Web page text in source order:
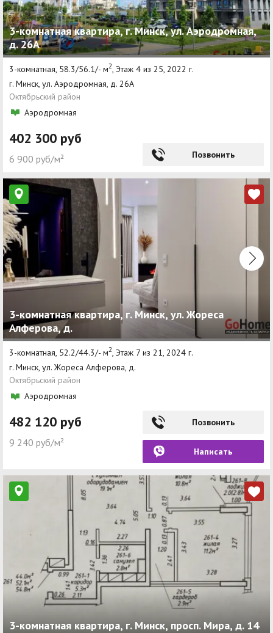
3-комнатная квартира, г. Минск, ул. Аэродромная,
д. 26А
3-комнатная, 58.3/56.1/- м2, Этаж 4 из 25, 2022 г.
г. Минск, ул. Аэродромная, д. 26А
Октябрьский район
Аэродромная
402 300 руб
6 900 руб/м² Позвонить
3-комнатная квартира, г. Минск, ул. Жореса
Алферова, д.
3-комнатная, 52.2/44.3/- м2, Этаж 7 из 21, 2024 г.
г. Минск, ул. Жореса Алферова, д.
Октябрьский район
Аэродромная
482 120 руб
9 240 руб/м²
Позвонить
Написать
3-комнатная квартира, г. Минск, просп. Мира, д. 14